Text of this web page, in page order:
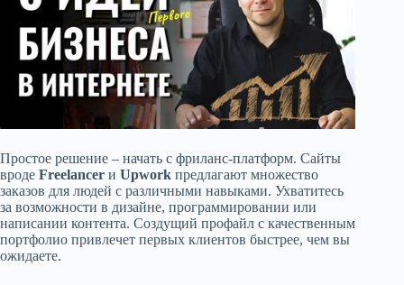
Простое решение – начать с фриланс-платформ. Сайты
вроде Freelancer и Upwork предлагают множество
заказов для людей с различными навыками. Ухватитесь
за возможности в дизайне, программировании или
написании контента. Создущий профайл с качественным
портфолио привлечет первых клиентов быстрее, чем вы
ожидаете.